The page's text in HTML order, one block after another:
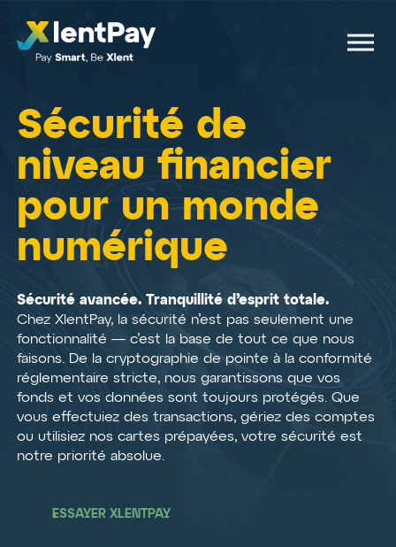
Sécurité de
niveau financier
pour un monde
numérique
Sécurité avancée. Tranquillité d’esprit totale.
Chez XlentPay, la sécurité n’est pas seulement une
fonctionnalité — c’est la base de tout ce que nous
faisons. De la cryptographie de pointe à la conformité
réglementaire stricte, nous garantissons que vos
fonds et vos données sont toujours protégés. Que
vous effectuiez des transactions, gériez des comptes
ou utilisiez nos cartes prépayées, votre sécurité est
notre priorité absolue.
ESSAYER XLENTPAY